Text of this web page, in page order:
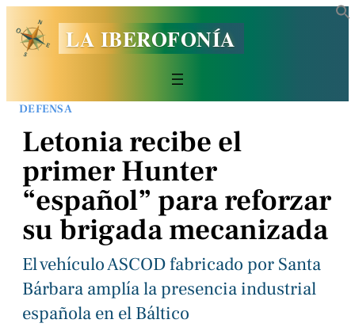
LA IBEROFONÍA
DEFENSA
Letonia recibe el
primer Hunter
“español” para reforzar
su brigada mecanizada
El vehículo ASCOD fabricado por Santa
Bárbara amplía la presencia industrial
española en el Báltico